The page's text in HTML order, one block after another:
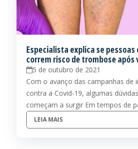
Especialista explica se pessoas
correm risco de trombose após
5 de outubro de 2021
Com o avanço das campanhas de
contra a Covid-19, algumas
começam a surgir Em tempos de
LEIA MAIS